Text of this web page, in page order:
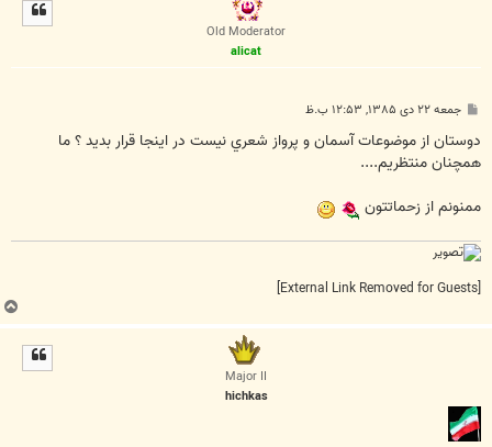
Old Moderator
alicat
پ
ت
جمعه ۲۲ دی ۱۳۸۵, ۱۲:۵۳ ب.ظ
دوستان از موضوعات آسمان و پرواز شعري نيست در اينجا قرار بديد ؟ ما
همچنان منتظريم....
ممنونم از زحماتتون
ب
ا
Major II
hichkas